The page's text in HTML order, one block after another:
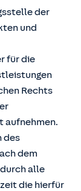
der
und
für die
Rechts
aufnehmen.
des
dem
alle
die hierfür